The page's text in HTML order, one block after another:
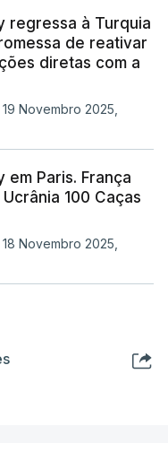
regressa à Turquia
de reativar
diretas com a
Novembro 2025,
em Paris. França
100 Caças
Novembro 2025,